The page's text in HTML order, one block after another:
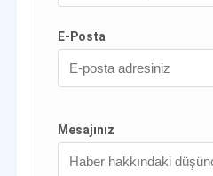
E-Posta
Mesajınız